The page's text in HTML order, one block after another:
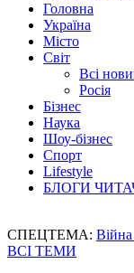
Головна
Україна
Місто
Світ
Всі
Росія
Бізнес
Наука
Шоу-бізнес
Спорт
Lifestyle
БЛОГИ
СПЕЦТЕМА: Війна
ВСІ ТЕМИ